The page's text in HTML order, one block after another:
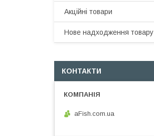
Акційні товари
Нове надходження товару
КОНТАКТИ
aFish.com.ua